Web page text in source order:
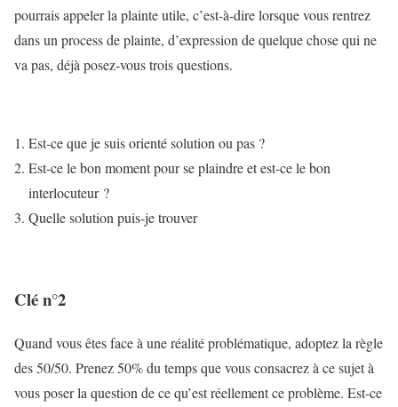
pourrais appeler la plainte utile, c’est-à-dire lorsque vous rentrez
dans un process de plainte, d’expression de quelque chose qui ne
va pas, déjà posez-vous trois questions.
Est-ce que je suis orienté solution ou pas ?
Est-ce le bon moment pour se plaindre et est-ce le bon
interlocuteur ?
Quelle solution puis-je trouver
Clé n°2
Quand vous êtes face à une réalité problématique, adoptez la règle
des 50/50. Prenez 50% du temps que vous consacrez à ce sujet à
vous poser la question de ce qu’est réellement ce problème. Est-ce